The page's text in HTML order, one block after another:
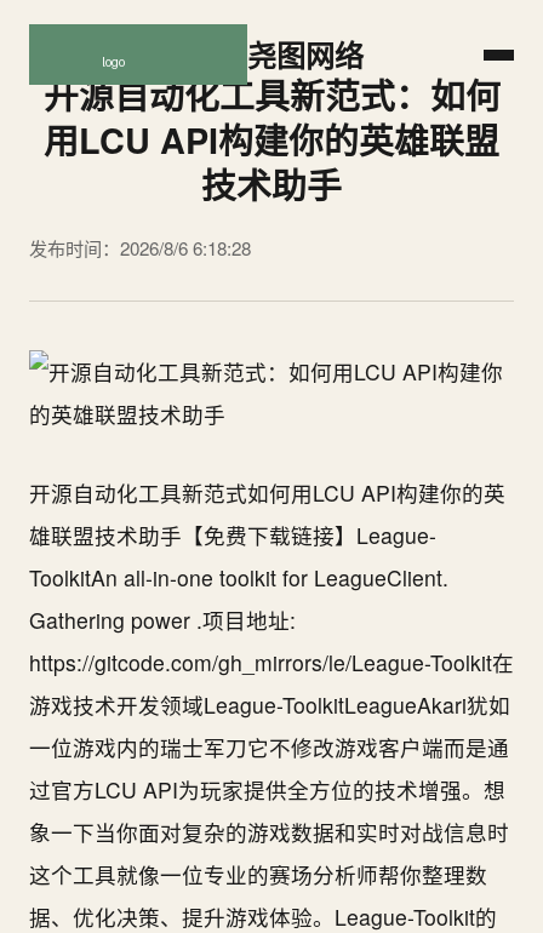
尧图网络
开源自动化工具新范式：如何
用LCU API构建你的英雄联盟
技术助手
发布时间：2026/8/6 6:18:28
开源自动化工具新范式如何用LCU API构建你的英
雄联盟技术助手【免费下载链接】League-
ToolkitAn all-in-one toolkit for LeagueClient.
Gathering power .项目地址:
https://gitcode.com/gh_mirrors/le/League-Toolkit在
游戏技术开发领域League-ToolkitLeagueAkari犹如
一位游戏内的瑞士军刀它不修改游戏客户端而是通
过官方LCU API为玩家提供全方位的技术增强。想
象一下当你面对复杂的游戏数据和实时对战信息时
这个工具就像一位专业的赛场分析师帮你整理数
据、优化决策、提升游戏体验。League-Toolkit的